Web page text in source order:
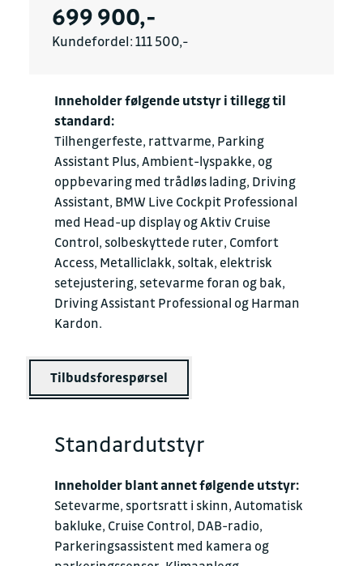
Kundefordel: 111 500,-
699 900,-
Inneholder følgende utstyr i tillegg til
standard:
Tilhengerfeste, rattvarme, Parking
Assistant Plus, Ambient-lyspakke, og
oppbevaring med trådløs lading, Driving
Assistant, BMW Live Cockpit Professional
med Head-up display og Aktiv Cruise
Control, solbeskyttede ruter, Comfort
Access, Metalliclakk, soltak, elektrisk
setejustering, setevarme foran og bak,
Driving Assistant Professional og Harman
Kardon.
Tilbudsforespørsel
Standardutstyr
Inneholder blant annet følgende utstyr:
Setevarme, sportsratt i skinn, Automatisk
bakluke, Cruise Control, DAB-radio,
Parkeringsassistent med kamera og